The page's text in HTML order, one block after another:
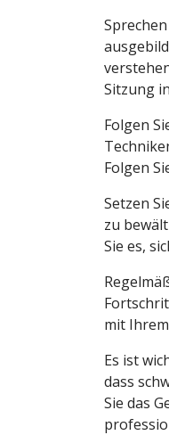
Sitzung
Folgen
Folgen
Setzen
zu
Sie es,
mit
Es ist
dass
Sie das